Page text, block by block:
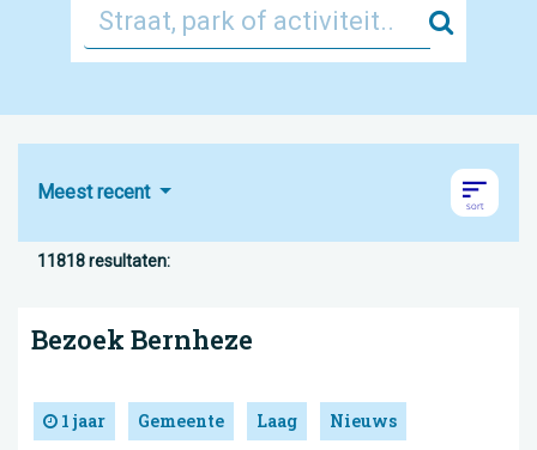
Zoek
Meest recent
11818 resultaten:
Bezoek Bernheze
1 jaar Gemeente Laag Nieuws